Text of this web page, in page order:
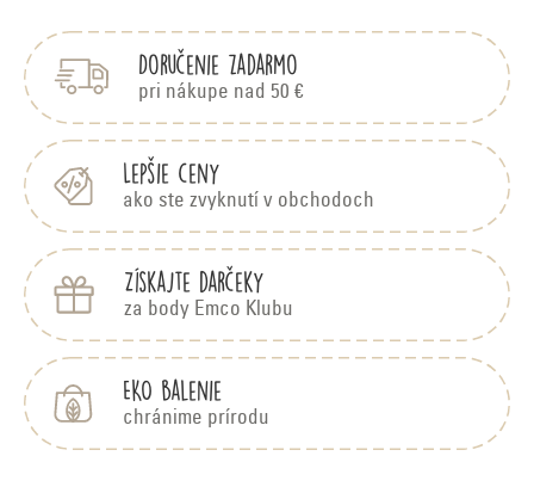
Doručenie zadarmo
pri nákupe nad 50 €
Lepšie ceny
ako ste zvyknutí v obchodoch
Získajte darčeky
za body Emco Klubu
EKO balenie
chránime prírodu